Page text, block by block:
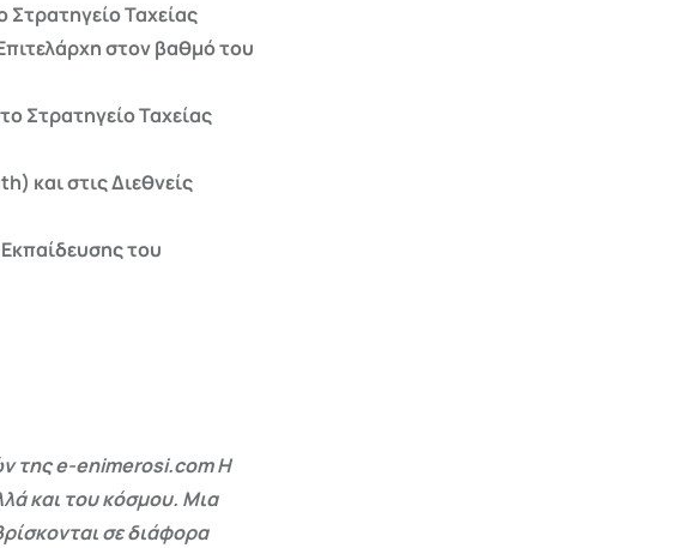
Στρατηγείο Ταχείας
στον βαθμό του
Στρατηγείο Ταχείας
και στις Διεθνείς
του
της e-enimerosi.com Η
και του κόσμου. Μια
σε διάφορα